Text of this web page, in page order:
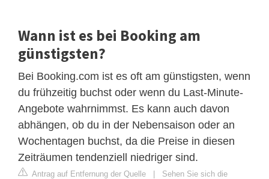
Wann ist es bei Booking am
günstigsten?
Bei Booking.com ist es oft am günstigsten, wenn
du frühzeitig buchst oder wenn du Last-Minute-
Angebote wahrnimmst. Es kann auch davon
abhängen, ob du in der Nebensaison oder an
Wochentagen buchst, da die Preise in diesen
Zeiträumen tendenziell niedriger sind.
Antrag auf Entfernung der Quelle | Sehen Sie sich die